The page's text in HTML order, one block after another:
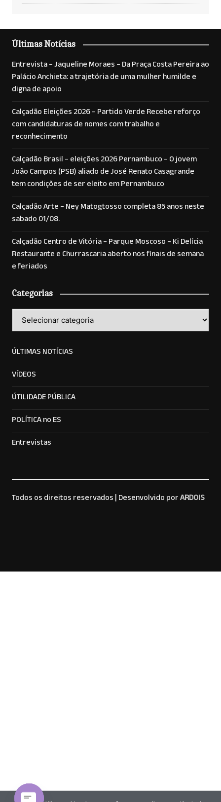
Últimas Notícias
Entrevista – Jaqueline Moraes – Da Praça Costa Pereira ao
Palácio Anchieta: a trajetória de uma mulher humilde e
digna de apoio
Calçadão Eleições 2026 – Partido Verde Recebe reforço
com candidaturas de nomes com trabalho e
reconhecimento
Calçadão Brasil – eleições 2026 Pernambuco – O jovem
João Campos (PSB) aliado de José Renato Casagrande
tem condições de ser eleito em Pernambuco
Calçadão Arte – Ney Matogtosso completa 85 anos neste
sabado 01/08.
Calçadão Centro de Vitória – Parque Moscoso – Ki Delícia
Restaurante e Churrascaria aberto nos finais de semana
e feriados
Categorias
Categorias
ÚLTIMAS NOTÍCIAS
VÍDEOS
ÚTILIDADE PÚBLICA
POLÍTICA no ES
Entrevistas
Todos os direitos reservados |Desenvolvido porARDOIS